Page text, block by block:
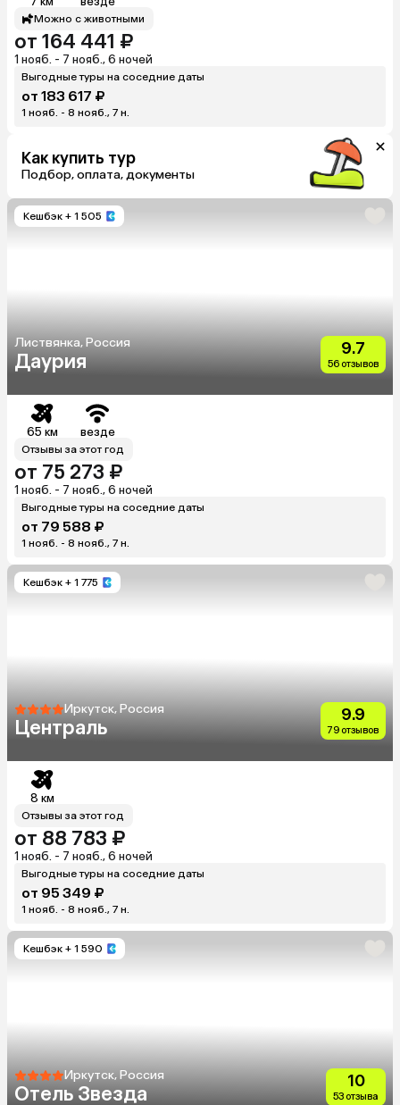
Можно с животными
от 164 441 ₽
1 нояб. - 7 нояб., 6 ночей
Выгодные туры на соседние даты
от 183 617 ₽
1 нояб. - 8 нояб., 7 н.
Как купить тур
Подбор, оплата, документы
Кешбэк + 1 505
Листвянка, Россия
Даурия
9.7
56 отзывов
65 км везде
Отзывы за этот год
от 75 273 ₽
1 нояб. - 7 нояб., 6 ночей
Выгодные туры на соседние даты
от 79 588 ₽
1 нояб. - 8 нояб., 7 н.
Кешбэк + 1 775
Иркутск, Россия
Централь
9.9
79 отзывов
8 км
Отзывы за этот год
от 88 783 ₽
1 нояб. - 7 нояб., 6 ночей
Выгодные туры на соседние даты
от 95 349 ₽
1 нояб. - 8 нояб., 7 н.
Кешбэк + 1 590
Иркутск, Россия
Отель Звезда
10
53 отзыва